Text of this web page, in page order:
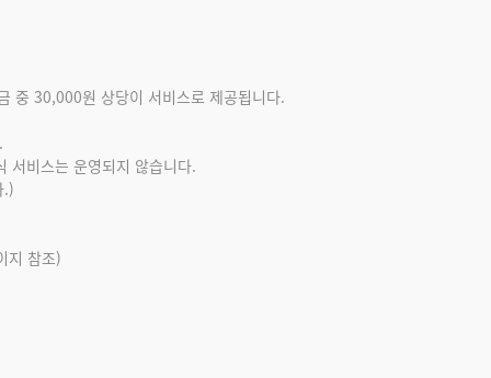
중 30,000원 상당이 서비스로 제공됩니다.
서비스는 운영되지 않습니다.
.)
지 참조)